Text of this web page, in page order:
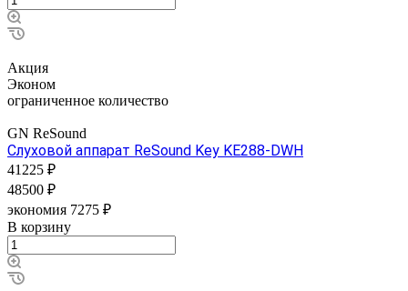
Акция
Эконом
ограниченное количество
GN ReSound
Слуховой аппарат ReSound Key KE288-DWH
41225 ₽
48500 ₽
экономия 7275 ₽
В корзину